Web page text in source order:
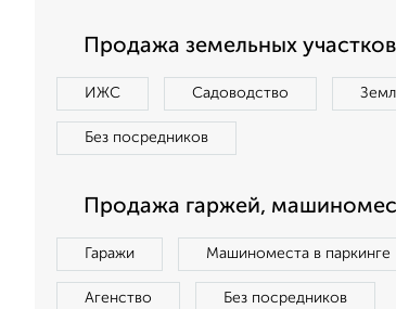
Продажа земельных
ИЖС Садоводство
Без посредников
Продажа гаржей,
Гаражи Машиноместа в паркинге
Агенство Без посредников